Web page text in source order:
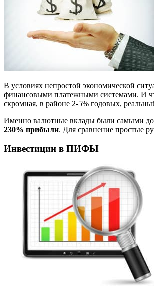
В условиях непростой экономической
финансовыми платежными системами. И
скромная, в районе 2-5% годовых,
Именно валютные вклады были самыми
230% прибыли. Для сравнение простые
Инвестиции в ПИФЫ